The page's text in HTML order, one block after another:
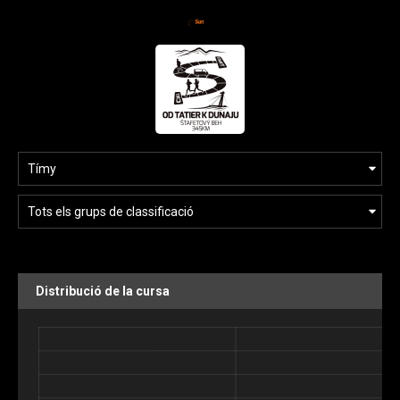
Distribució de la cursa